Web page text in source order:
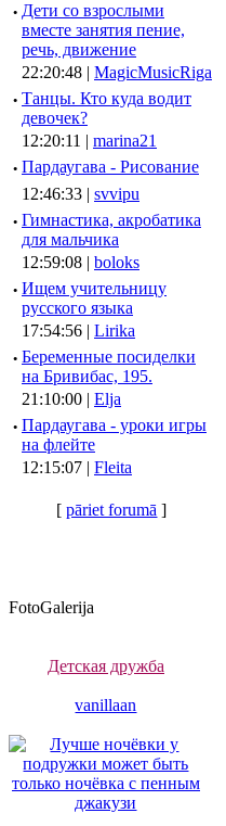
· Дети со взрослыми
вместе занятия пение,
речь, движение
22:20:48 | MagicMusicRiga
· Танцы. Кто куда водит
девочек?
12:20:11 | marina21
· Пардаугава - Рисование
12:46:33 | svvipu
· Гимнастика, акробатика
для мальчика
12:59:08 | boloks
· Ищем учительницу
русского языка
17:54:56 | Lirika
· Беременные посиделки
на Бривибас, 195.
21:10:00 | Elja
· Пардаугава - уроки игры
на флейте
12:15:07 | Fleita
[pāriet forumā ]
FotoGalerija
Детская дружба
vanillaan